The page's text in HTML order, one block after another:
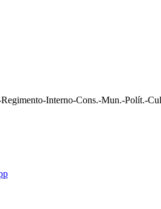
Interno-Cons.-Mun.-Polít.-